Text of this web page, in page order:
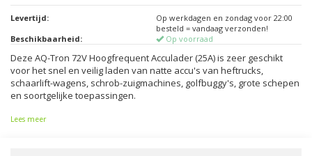
Levertijd:
Op werkdagen en zondag voor 22:00
besteld = vandaag verzonden!
Beschikbaarheid:
Op voorraad
Deze AQ-Tron 72V Hoogfrequent Acculader (25A) is zeer geschikt
voor het snel en veilig laden van natte accu's van heftrucks,
schaarlift-wagens, schrob-zuigmachines, golfbuggy's, grote schepen
en soortgelijke toepassingen.
Lees meer